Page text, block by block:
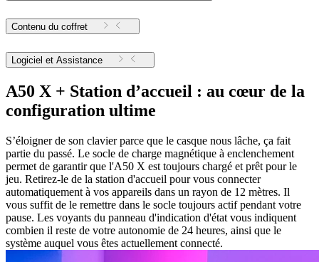
Contenu du coffret
Logiciel et Assistance
A50 X + Station d’accueil : au cœur de la
configuration ultime
S’éloigner de son clavier parce que le casque nous lâche, ça fait
partie du passé. Le socle de charge magnétique à enclenchement
permet de garantir que l'A50 X est toujours chargé et prêt pour le
jeu. Retirez-le de la station d'accueil pour vous connecter
automatiquement à vos appareils dans un rayon de 12 mètres. Il
vous suffit de le remettre dans le socle toujours actif pendant votre
pause. Les voyants du panneau d'indication d'état vous indiquent
combien il reste de votre autonomie de 24 heures, ainsi que le
système auquel vous êtes actuellement connecté.